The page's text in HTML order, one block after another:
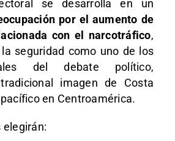
se desarrolla en un
por el aumento de
con el narcotráfico,
seguridad como uno de los
del debate político,
imagen de Costa
en Centroamérica.
elegirán: